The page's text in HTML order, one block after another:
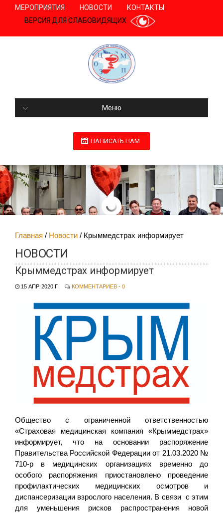
МЕРОПРИЯТИЯ НОВОСТИ
КОНТАКТЫ
ВЕРСИЯ ДЛЯ СЛАБОВИДЯЩИХ
Меню
НАПИСАТЬ НАМ
Главная Новости Крыммедстрах информирует
НОВОСТИ
Крыммедстрах информирует
15 АПР. 2020 Г. КОММЕНТАРИЕВ - 0
Общество с ограниченной ответственностью
«Страховая медицинская компания «Крыммедстрах»
информирует, что на основании распоряжение
Правительства Российской Федерации от 21.03.2020 №
710-р в медицинских организациях временно до
особого распоряжения приостановлено проведение
профилактических медицинских осмотров и
диспансеризации взрослого населения. В связи с этим
для уменьшения рисков распространения новой